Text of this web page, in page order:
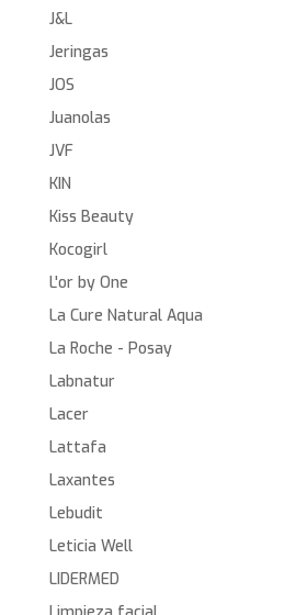
J&L
Jeringas
JOS
Juanolas
JVF
KIN
Kiss Beauty
Kocogirl
L'or by One
La Cure Natural Aqua
La Roche - Posay
Labnatur
Lacer
Lattafa
Laxantes
Lebudit
Leticia Well
LIDERMED